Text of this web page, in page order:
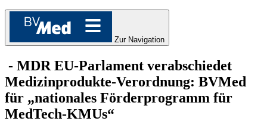
Zur Navigation
- MDR EU-Parlament verabschiedet
Medizinprodukte-Verordnung: BVMed
für „nationales Förderprogramm für
MedTech-KMUs“